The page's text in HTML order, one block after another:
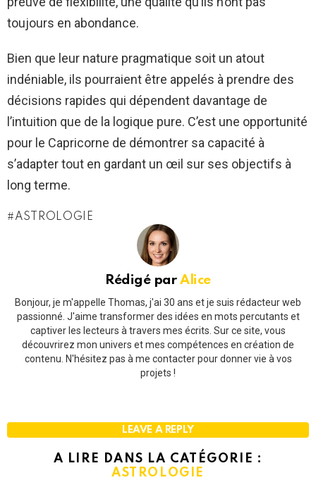
toujours en abondance.
Bien que leur nature pragmatique soit un atout
indéniable, ils pourraient être appelés à prendre des
décisions rapides qui dépendent davantage de
l’intuition que de la logique pure. C’est une opportunité
pour le Capricorne de démontrer sa capacité à
s’adapter tout en gardant un œil sur ses objectifs à
long terme.
ASTROLOGIE
Rédigé parAlice
Bonjour, je m'appelle Thomas, j'ai 30 ans et je suis rédacteur web
passionné. J'aime transformer des idées en mots percutants et
captiver les lecteurs à travers mes écrits. Sur ce site, vous
découvrirez mon univers et mes compétences en création de
contenu. N'hésitez pas à me contacter pour donner vie à vos
projets !
LEAVE A REPLY
A LIRE DANS LA CATÉGORIE :
ASTROLOGIE